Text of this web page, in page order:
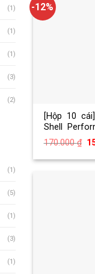
(1)
(1)
(1)
(3)
(2)
(1)
(5)
(1)
(3)
(1)
-12%
[Hộp 10
Shell
Kéo dài thời
170.000₫
là: